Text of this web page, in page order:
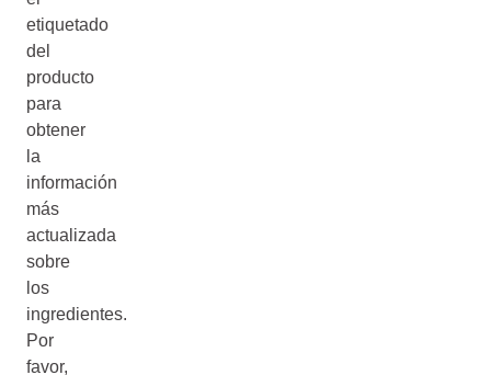
etiquetado
del
producto
para
obtener
la
información
más
actualizada
sobre
los
ingredientes.
Por
favor,